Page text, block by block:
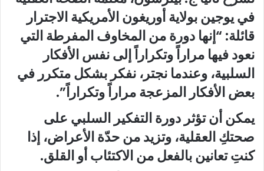
في يوجين بولاية أوريغون الأمريكية الاجترار
قائلة: “إنها دورة من المخاوف المفرطة التي
نعود فيها مراراً وتكراراً إلى نفس الأفكار
السلبية، وعندما نجتر، نفكر بشكل متكرر في
بعض الأفكار المزعجة مراراً وتكراراً”.
يمكن أن تؤثر دورة التفكير السلبي على
صحتكِ العقلية، وتزيد من حدّة الأعراض، إذا
كنتِ تعانين بالفعل من الاكتئاب أو القلق.